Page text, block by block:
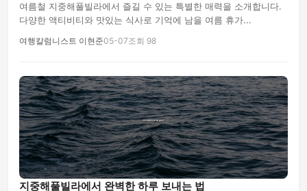
여름철 지중해풀빌라에서 즐길 수 있는 특별한 매력을 소개합니다.
다양한 액티비티와 맛있는 식사로 기억에 남을 여름 휴가...
여행칼럼니스트 이현준05-07조회 98
지중해풀빌라에서 완벽한 하루 보내는 법